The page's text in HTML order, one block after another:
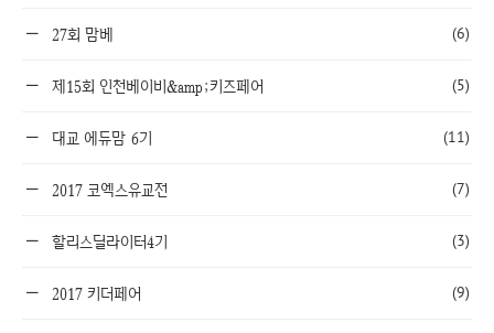
27회 맘베 (6)
제15회 인천베이비&amp;키즈페어 (5)
대교 에듀맘 6기 (11)
2017 코엑스유교전 (7)
할리스딜라이터4기 (3)
2017 키더페어 (9)